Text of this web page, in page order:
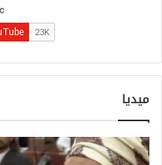
ميديا